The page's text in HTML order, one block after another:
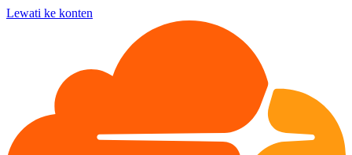
Lewati ke konten